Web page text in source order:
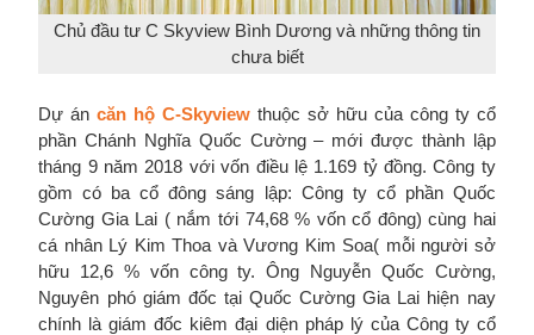
Chủ đầu tư C Skyview Bình Dương và những thông tin
chưa biết
Dự áncăn hộ C-Skyview thuộc sở hữu của công ty cổ
phần Chánh Nghĩa Quốc Cường – mới được thành lập
tháng 9 năm 2018 với vốn điều lệ 1.169 tỷ đồng. Công ty
gồm có ba cổ đông sáng lập: Công ty cổ phần Quốc
Cường Gia Lai ( nắm tới 74,68 % vốn cổ đông) cùng hai
cá nhân Lý Kim Thoa và Vương Kim Soa( mỗi người sở
hữu 12,6 % vốn công ty. Ông Nguyễn Quốc Cường,
Nguyên phó giám đốc tại Quốc Cường Gia Lai hiện nay
chính là giám đốc kiêm đại diện pháp lý của Công ty cổ